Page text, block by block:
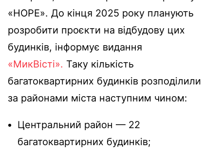
«HOPE». До кінця 2025 року планують
розробити проєкти на відбудову цих
будинків, інформує видання
«МикВісті». Таку кількість
багатоквартирних будинків розподілили
за районами міста наступним чином:
Центральний район — 22
багатоквартирних будинків;